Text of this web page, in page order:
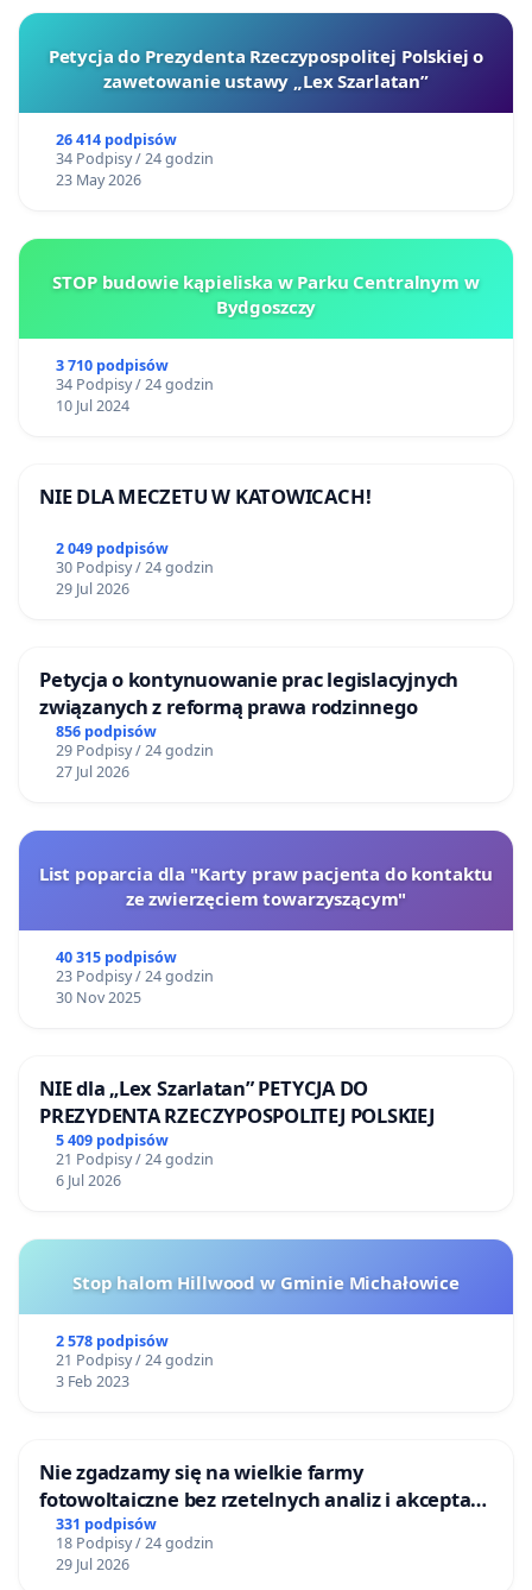
Petycja do Prezydenta Rzeczypospolitej Polskiej o
zawetowanie ustawy „Lex Szarlatan”
26 414 podpisów
34 Podpisy / 24 godzin
23 May 2026
STOP budowie kąpieliska w Parku Centralnym w
Bydgoszczy
3 710 podpisów
34 Podpisy / 24 godzin
10 Jul 2024
NIE DLA MECZETU W KATOWICACH!
2 049 podpisów
30 Podpisy / 24 godzin
29 Jul 2026
Petycja o kontynuowanie prac legislacyjnych
związanych z reformą prawa rodzinnego
856 podpisów
29 Podpisy / 24 godzin
27 Jul 2026
List poparcia dla "Karty praw pacjenta do kontaktu
ze zwierzęciem towarzyszącym"
40 315 podpisów
23 Podpisy / 24 godzin
30 Nov 2025
NIE dla „Lex Szarlatan” PETYCJA DO
PREZYDENTA RZECZYPOSPOLITEJ POLSKIEJ
5 409 podpisów
21 Podpisy / 24 godzin
6 Jul 2026
Stop halom Hillwood w Gminie Michałowice
2 578 podpisów
21 Podpisy / 24 godzin
3 Feb 2023
Nie zgadzamy się na wielkie farmy
fotowoltaiczne bez rzetelnych analiz i akceptacji
mieszkańców
331 podpisów
18 Podpisy / 24 godzin
29 Jul 2026